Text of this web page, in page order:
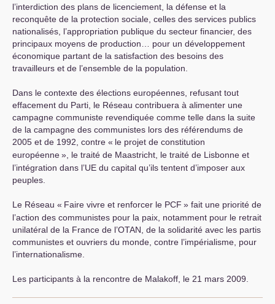
l’interdiction des plans de licenciement, la défense et la
reconquête de la protection sociale, celles des services publics
nationalisés, l’appropriation publique du secteur financier, des
principaux moyens de production… pour un développement
économique partant de la satisfaction des besoins des
travailleurs et de l’ensemble de la population.
Dans le contexte des élections européennes, refusant tout
effacement du Parti, le Réseau contribuera à alimenter une
campagne communiste revendiquée comme telle dans la suite
de la campagne des communistes lors des référendums de
2005 et de 1992, contre « le projet de constitution
européenne», le traité de Maastricht, le traité de Lisbonne et
l’intégration dans l’UE du capital qu’ils tentent d’imposer aux
peuples.
Le Réseau « Faire vivre et renforcer le PCF » fait une priorité de
l’action des communistes pour la paix, notamment pour le retrait
unilatéral de la France de l’OTAN , de la solidarité avec les partis
communistes et ouvriers du monde, contre l’impérialisme, pour
l’internationalisme.
Les participants à la rencontre de Malakoff, le 21 mars 2009.